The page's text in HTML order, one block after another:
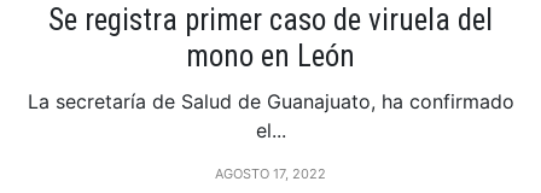
Se registra primer caso de viruela del
mono en León
La secretaría de Salud de Guanajuato, ha confirmado
el...
AGOSTO 17, 2022